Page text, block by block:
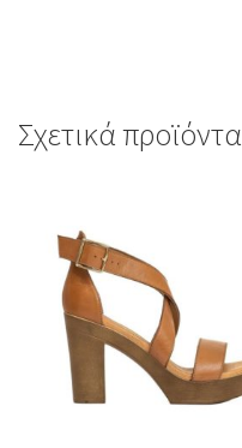
Σχετικά προϊόντα
προϊόν
πολλαπλές
παραλλαγές.
επιλογές
μπορούν